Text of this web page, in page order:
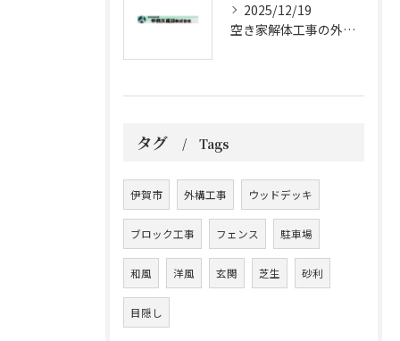
2025/12/19
空き家解体工事の外構工事ポイント
タグ Tags
伊賀市 外構工事 ウッドデッキ
ブロック工事 フェンス 駐車場
和風 洋風 玄関 芝生 砂利
目隠し